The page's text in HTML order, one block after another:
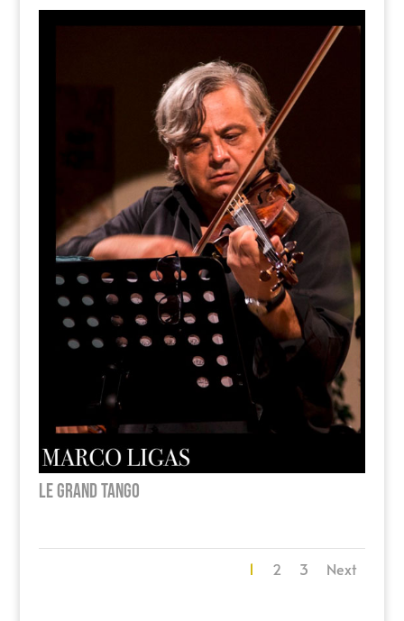
Le Grand Tango
1 2 3 Next